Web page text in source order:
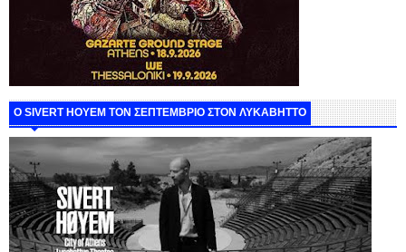
Ο SIVERT HOYEM ΤΟΝ ΣΕΠΤΕΜΒΡΙΟ ΣΤΟΝ ΛΥΚΑΒΗΤΤΟ